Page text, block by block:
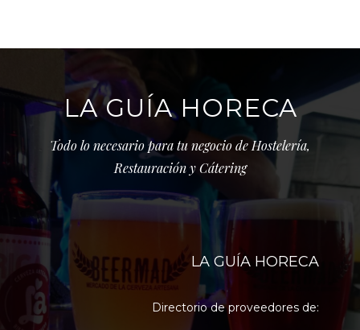
LA GUÍA HORECA
Todo lo necesario para tu negocio de Hostelería,
Restauración y Cátering
LA GUÍA HORECA
Directorio de proveedores de: